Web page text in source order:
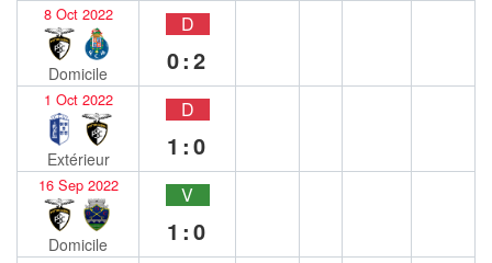
8 Oct 2022
Domicile
D
0:2
1 Oct 2022
Extérieur
D
1:0
16 Sep 2022
Domicile
V
1:0